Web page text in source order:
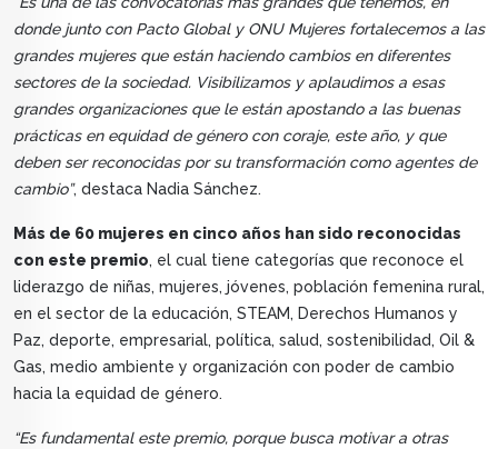
donde junto con Pacto Global y ONU Mujeres fortalecemos a las
grandes mujeres que están haciendo cambios en diferentes
sectores de la sociedad. Visibilizamos y aplaudimos a esas
grandes organizaciones que le están apostando a las buenas
prácticas en equidad de género con coraje, este año, y que
deben ser reconocidas por su transformación como agentes de
cambio”, destaca Nadia Sánchez.
Más de 60 mujeres en cinco años han sido reconocidas
con este premio, el cual tiene categorías que reconoce el
liderazgo de niñas, mujeres, jóvenes, población femenina rural,
en el sector de la educación, STEAM, Derechos Humanos y
Paz, deporte, empresarial, política, salud, sostenibilidad, Oil &
Gas, medio ambiente y organización con poder de cambio
hacia la equidad de género.
“Es fundamental este premio, porque busca motivar a otras